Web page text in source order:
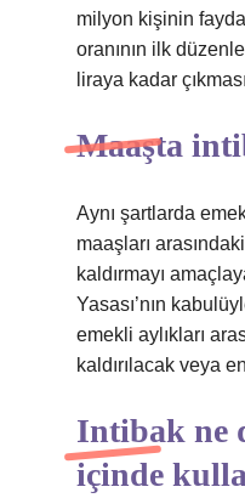
milyon kişinin
oranının ilk
liraya kadar
Maaşta
Aynı şartlarda
maaşları
kaldırmayı
Yasası’nın
emekli aylıkları
kaldırılacak veya
Intibak ne
içinde